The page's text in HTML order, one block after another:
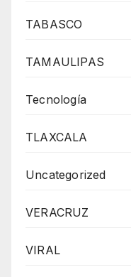
TABASCO
TAMAULIPAS
Tecnología
TLAXCALA
Uncategorized
VERACRUZ
VIRAL